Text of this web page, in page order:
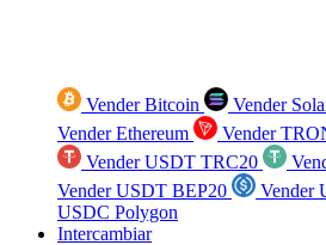
Vender Bitcoin Vender
Vender Ethereum
Vender
Vender USDT TRC20
Vender USDT BEP20
Vender
USDC Polygon
Intercambiar